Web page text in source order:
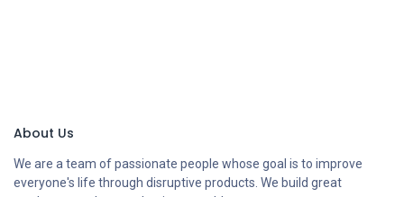
About Us
We are a team of passionate people whose goal is to improve
everyone's life through disruptive products. We build great